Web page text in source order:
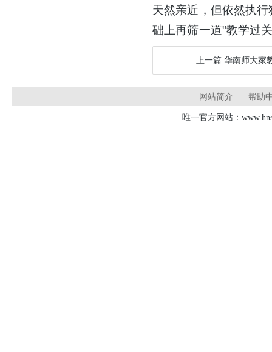
天然亲近，但依然执
础上再筛一道"教学过
上一篇:华南师大家
网站简介 帮助
唯一官方网站：